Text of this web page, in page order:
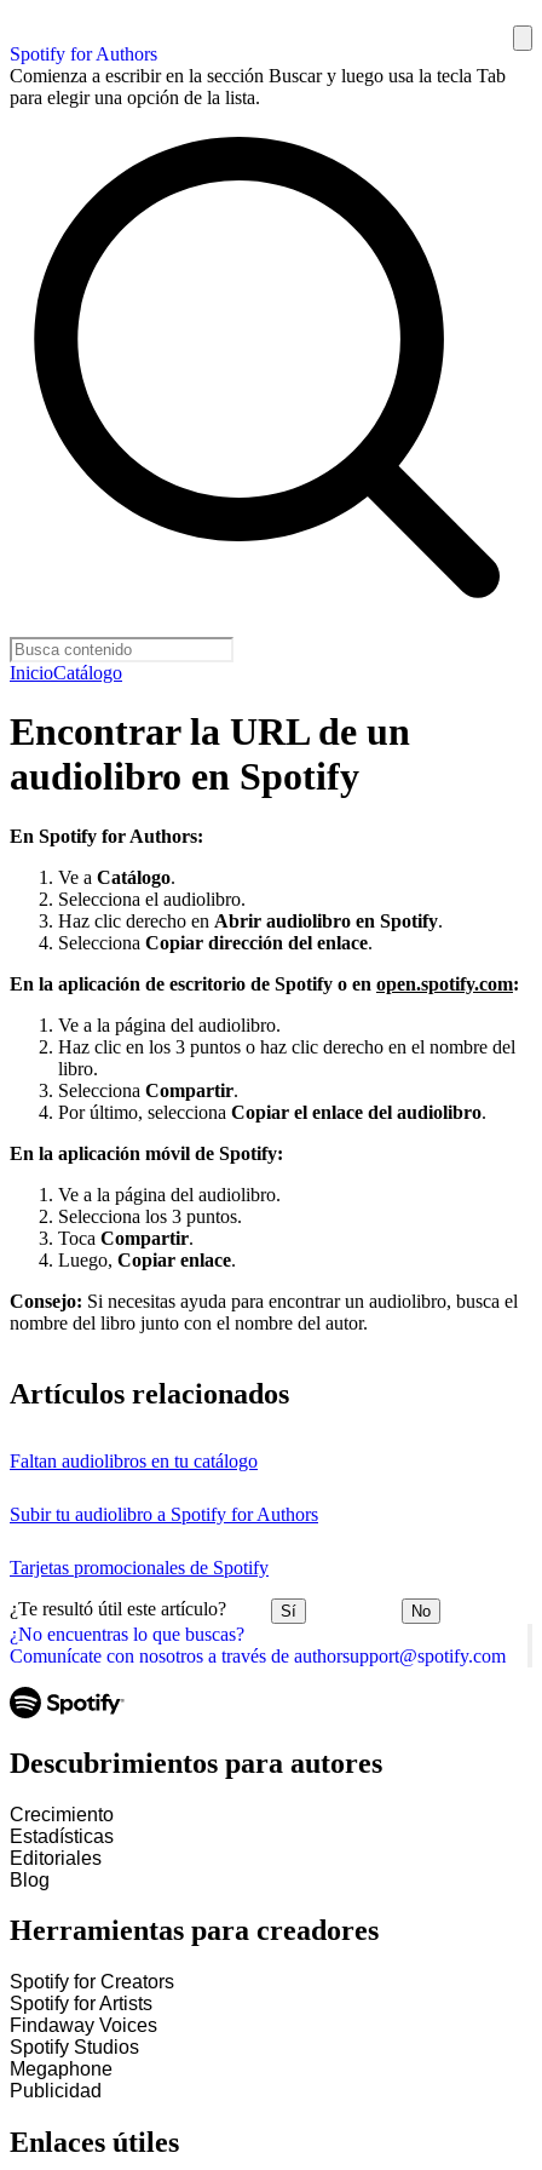
Spotify for Authors
Comienza a escribir en la sección Buscar y luego usa la tecla Tab
para elegir una opción de la lista.
InicioCatálogo
¿No encuentras lo que buscas?
Comunícate con nosotros a través de authorsupport@spotify.com
Encontrar la URL de un
audiolibro en Spotify
En Spotify for Authors:
Ve a Catálogo.
Selecciona el audiolibro.
Haz clic derecho en Abrir audiolibro en Spotify.
Selecciona Copiar dirección del enlace.
En la aplicación de escritorio de Spotify o en open.spotify.com:
Ve a la página del audiolibro.
Haz clic en los 3 puntos o haz clic derecho en el nombre del
libro.
Selecciona Compartir.
Por último, selecciona Copiar el enlace del audiolibro.
En la aplicación móvil de Spotify:
Ve a la página del audiolibro.
Selecciona los 3 puntos.
Toca Compartir.
Luego, Copiar enlace.
Consejo: Si necesitas ayuda para encontrar un audiolibro, busca el
nombre del libro junto con el nombre del autor.
Artículos relacionados
Faltan audiolibros en tu catálogo
Subir tu audiolibro a Spotify for Authors
Tarjetas promocionales de Spotify
¿Te resultó útil este artículo? Sí No
Descubrimientos para autores
Crecimiento
Estadísticas
Editoriales
Blog
Herramientas para creadores
Spotify for Creators
Spotify for Artists
Findaway Voices
Spotify Studios
Megaphone
Publicidad
Enlaces útiles